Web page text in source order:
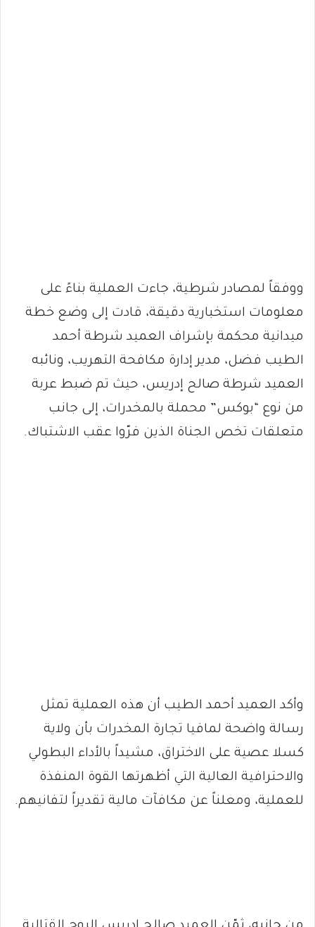
ووفقاً لمصادر شرطية، جاءت العملية بناءً على
معلومات استخبارية دقيقة، قادت إلى وضع خطة
ميدانية محكمة بإشراف العميد شرطة أحمد
الطيب فضل، مدير إدارة مكافحة التهريب، ونائبه
العميد شرطة صالح إدريس، حيث تم ضبط عربة
من نوع “بوكس” محملة بالمخدرات، إلى جانب
متعلقات تخص الجناة الذين فرّوا عقب الاشتباك.
وأكد العميد أحمد الطيب أن هذه العملية تمثل
رسالة واضحة لمافيا تجارة المخدرات بأن ولاية
كسلا عصية على الاختراق، مشيداً بالأداء البطولي
والاحترافية العالية التي أظهرتها القوة المنفذة
للعملية، ومعلناً عن مكافآت مالية تقديراً لتفانيهم.